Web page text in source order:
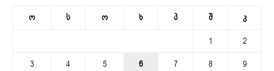
ო ს ო ხ პ შ კ
1
2
3
4 5 6 7 8
9